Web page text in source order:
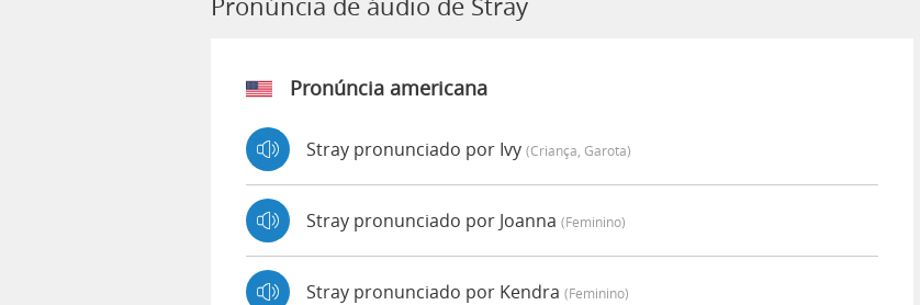
Pronúncia americana
Stray pronunciado por Ivy (criança, Garota)
Stray pronunciado por Joanna (feminino)
Stray pronunciado por Kendra (feminino)